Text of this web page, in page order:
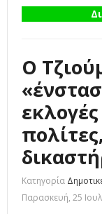
Ο
Κατηγορία
Παρασκευή, 25